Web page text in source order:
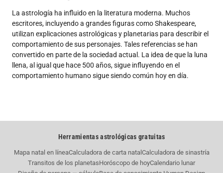
La astrología ha influido en la literatura moderna. Muchos
escritores, incluyendo a grandes figuras como Shakespeare,
utilizan explicaciones astrológicas y planetarias para describir el
comportamiento de sus personajes. Tales referencias se han
convertido en parte de la sociedad actual. La idea de que la luna
llena, al igual que hace 500 años, sigue influyendo en el
comportamiento humano sigue siendo común hoy en día.
Herramientas astrológicas gratuitas
Mapa natal en líneaCalculadora de carta natal Calculadora de sinastría
Transitos de los planetasHoróscopo de hoyCalendario lunar